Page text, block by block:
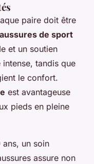
paire doit être
de sport
et un soutien
tandis que
le confort.
est avantageuse
pieds en pleine
un soin
assure non